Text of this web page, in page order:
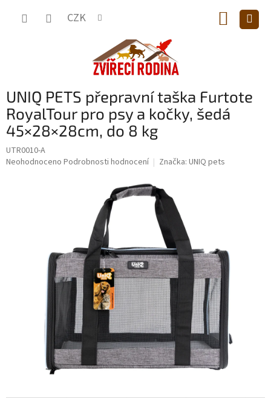
CZK
KOŠÍK
UNIQ PETS přepravní taška Furtote
RoyalTour pro psy a kočky, šedá
45×28×28cm, do 8 kg
UTR0010-A
Průměrné
Neohodnoceno Podrobnosti hodnocení Značka: UNIQ pets